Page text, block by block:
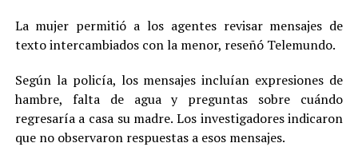
La mujer permitió a los agentes revisar mensajes de
texto intercambiados con la menor, reseñó Telemundo.
Según la policía, los mensajes incluían expresiones de
hambre, falta de agua y preguntas sobre cuándo
regresaría a casa su madre. Los investigadores indicaron
que no observaron respuestas a esos mensajes.